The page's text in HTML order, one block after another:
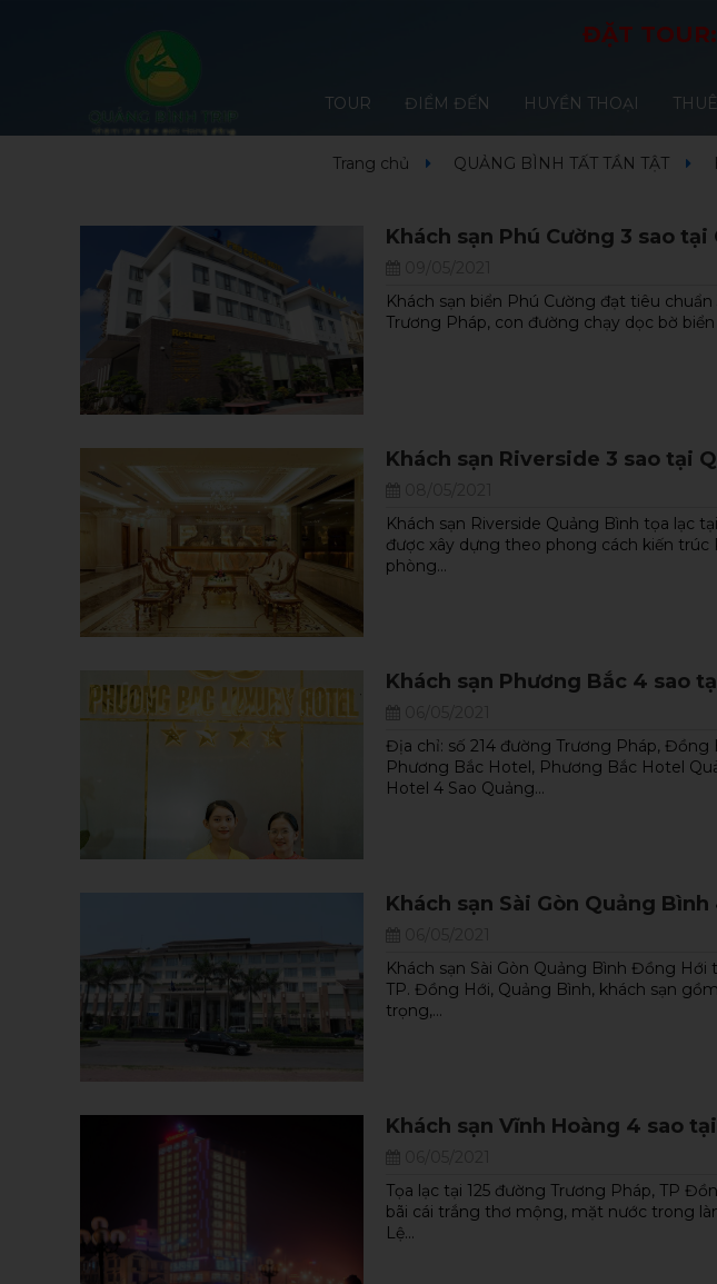
ĐẶT TOUR:
TOUR ĐIỂM ĐẾN HUYỀN THOẠI
Trang chủ QUẢNG BÌNH TẤT TẦN TẬT
Khách sạn Phú Cường 3 sao tại
Khách sạn biển Phú Cường đạt tiêu
Trương Pháp, con đường chạy dọc bờ
Khách sạn Riverside 3 sao tại
Khách sạn Riverside Quảng Bình tọa lạc
được xây dựng theo phong cách kiến
phòng...
Khách sạn Phương Bắc 4 sao
Địa chỉ: số 214 đường Trương Pháp, Đồng
Phương Bắc Hotel, Phương Bắc Hotel
Hotel 4 Sao Quảng...
Khách sạn Sài Gòn Quảng Bình
Khách sạn Sài Gòn Quảng Bình Đồng Hới
TP. Đồng Hới, Quảng Bình, khách sạn
trọng,...
Khách sạn Vĩnh Hoàng 4 sao
Tọa lạc tại 125 đường Trương Pháp, TP
bãi cái trắng thơ mộng, mặt nước trong
Lệ...
NEW NEW